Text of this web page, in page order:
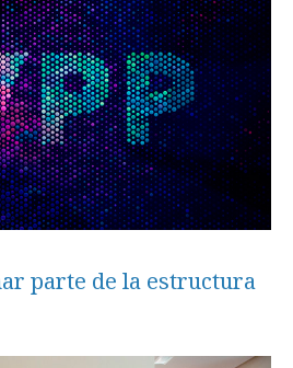
parte de la estructura